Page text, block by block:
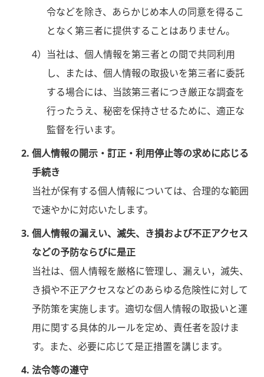
令などを除き、あらかじめ本人の同意を得るこ
となく第三者に提供することはありません。
4） 当社は、個人情報を第三者との間で共同利用
し、または、個人情報の取扱いを第三者に委託
する場合には、当該第三者につき厳正な調査を
行ったうえ、秘密を保持させるために、適正な
監督を行います。
個人情報の開示・訂正・利用停止等の求めに応じる
手続き
当社が保有する個人情報については、合理的な範囲
で速やかに対応いたします。
個人情報の漏えい、滅失、き損および不正アクセス
などの予防ならびに是正
当社は、個人情報を厳格に管理し、漏えい，滅失、
き損や不正アクセスなどのあらゆる危険性に対して
予防策を実施します。適切な個人情報の取扱いと運
用に関する具体的ルールを定め、責任者を設けま
す。また、必要に応じて是正措置を講じます。
法令等の遵守